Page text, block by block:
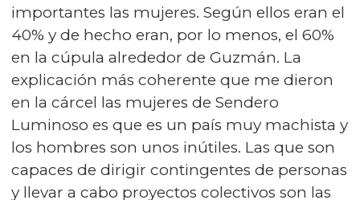
importantes las mujeres. Según ellos eran el
40% y de hecho eran, por lo menos, el 60%
en la cúpula alrededor de Guzmán. La
explicación más coherente que me dieron
en la cárcel las mujeres de Sendero
Luminoso es que es un país muy machista y
los hombres son unos inútiles. Las que son
capaces de dirigir contingentes de personas
y llevar a cabo proyectos colectivos son las